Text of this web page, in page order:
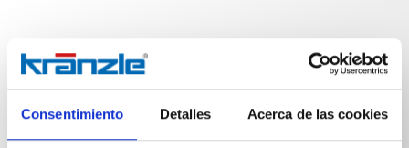
Consentimiento Detalles Acerca de las cookies